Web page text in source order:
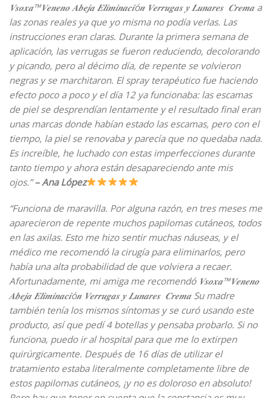
𝑽𝒔𝒐𝒙𝒂™𝑽𝒆𝒏𝒆𝒏𝒐 𝑨𝒃𝒆𝒋𝒂 𝑬𝒍𝒊𝒎𝒊𝒏𝒂𝒄𝒊ó𝒏 𝑽𝒆𝒓𝒓𝒖𝒈𝒂𝒔 𝒚 𝑳𝒖𝒏𝒂𝒓𝒆𝒔 𝑪𝒓𝒆𝒎𝒂 a
las zonas reales ya que yo misma no podía verlas. Las
instrucciones eran claras. Durante la primera semana de
aplicación, las verrugas se fueron reduciendo, decolorando
y picando, pero al décimo día, de repente se volvieron
negras y se marchitaron. El spray terapéutico fue haciendo
efecto poco a poco y el día 12 ya funcionaba: las escamas
de piel se desprendían lentamente y el resultado final eran
unas marcas donde habían estado las escamas, pero con el
tiempo, la piel se renovaba y parecía que no quedaba nada.
Es increíble, he luchado con estas imperfecciones durante
tanto tiempo y ahora están desapareciendo ante mis
ojos.”– Ana López
“Funciona de maravilla. Por alguna razón, en tres meses me
aparecieron de repente muchos papilomas cutáneos, todos
en las axilas. Esto me hizo sentir muchas náuseas, y el
médico me recomendó la cirugía para eliminarlos, pero
había una alta probabilidad de que volviera a recaer.
Afortunadamente, mi amiga me recomendó 𝑽𝒔𝒐𝒙𝒂™𝑽𝒆𝒏𝒆𝒏𝒐
𝑨𝒃𝒆𝒋𝒂 𝑬𝒍𝒊𝒎𝒊𝒏𝒂𝒄𝒊ó𝒏 𝑽𝒆𝒓𝒓𝒖𝒈𝒂𝒔 𝒚 𝑳𝒖𝒏𝒂𝒓𝒆𝒔 𝑪𝒓𝒆𝒎𝒂 Su madre
también tenía los mismos síntomas y se curó usando este
producto, así que pedí 4 botellas y pensaba probarlo. Si no
funciona, puedo ir al hospital para que me lo extirpen
quirúrgicamente. Después de 16 días de utilizar el
tratamiento estaba literalmente completamente libre de
estos papilomas cutáneos, ¡y no es doloroso en absoluto!